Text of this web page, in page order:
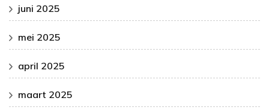
juni 2025
mei 2025
april 2025
maart 2025